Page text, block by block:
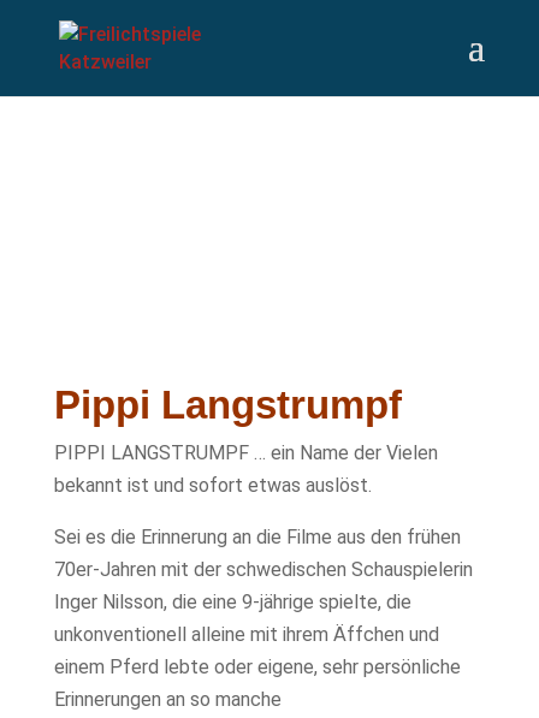
Pippi Langstrumpf
PIPPI LANGSTRUMPF … ein Name der Vielen
bekannt ist und sofort etwas auslöst.
Sei es die Erinnerung an die Filme aus den frühen
70er-Jahren mit der schwedischen Schauspielerin
Inger Nilsson, die eine 9-jährige spielte, die
unkonventionell alleine mit ihrem Äffchen und
einem Pferd lebte oder eigene, sehr persönliche
Erinnerungen an so manche